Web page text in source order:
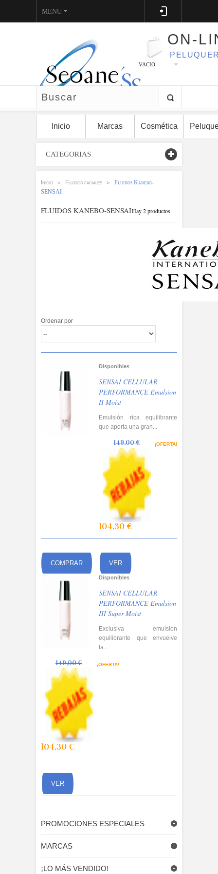
ON-
MENU
VACIO
Inicio Marcas Cosmética
CATEGORIAS
Inicio
>
Fluidos faciales
Fluidos Kanebo-
SENSAI
FLUIDOS KANEBO-SENSAIHay 2 productos.
Ordenar por
Disponibles
SENSAI CELLULAR
PERFORMANCE Emulsion
II Moist
Emulsión rica equilibrante
que aporta una gran...
¡OFERTA!
149,00 €
104,30 €
COMPRAR VER
Disponibles
SENSAI CELLULAR
PERFORMANCE Emulsion
III Super Moist
Exclusiva emulsión
equilibrante que envuelve
la...
¡OFERTA!
149,00 €
104,30 €
VER
PROMOCIONES ESPECIALES
MARCAS
¡LO MÁS VENDIDO!